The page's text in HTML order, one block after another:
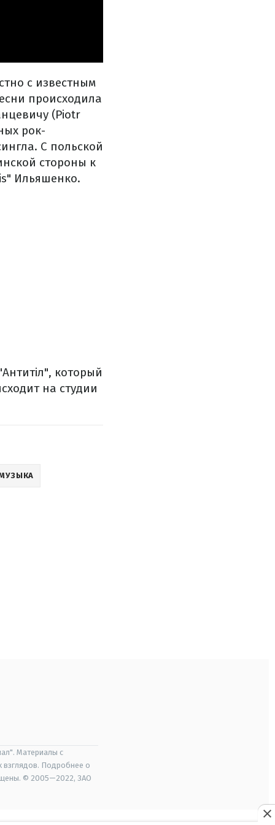
с известным
происходила
(Piotr
рок-
С польской
стороны к
Ильяшенко.
который
на студии
Материалы с
взглядов. Подробнее о
© 2005—2022, ЗАО